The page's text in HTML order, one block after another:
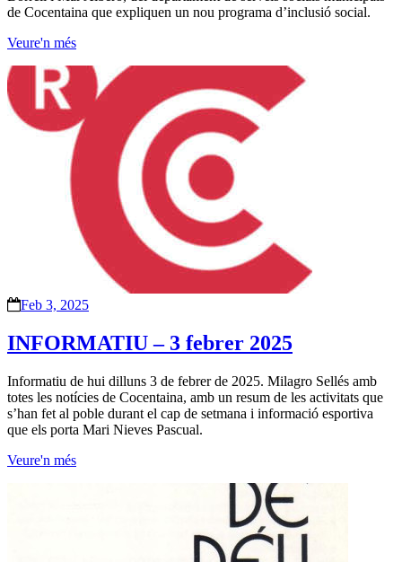
de Cocentaina que expliquen un nou programa d’inclusió social.
Veure'n més
Feb 3, 2025
INFORMATIU – 3 febrer 2025
Informatiu de hui dilluns 3 de febrer de 2025. Milagro Sellés amb
totes les notícies de Cocentaina, amb un resum de les activitats que
s’han fet al poble durant el cap de setmana i informació esportiva
que els porta Mari Nieves Pascual.
Veure'n més